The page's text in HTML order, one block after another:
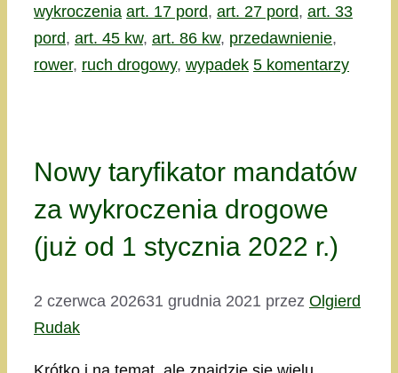
Kategorie
wykroczenia Tagi
art. 17 pord, art. 27 pord, art. 33
pord, art. 45 kw, art. 86 kw, przedawnienie,
rower, ruch drogowy, wypadek 5 komentarzy
Nowy taryfikator mandatów
za wykroczenia drogowe
(już od 1 stycznia 2022 r.)
2 czerwca 202631 grudnia 2021 przez Olgierd
Rudak